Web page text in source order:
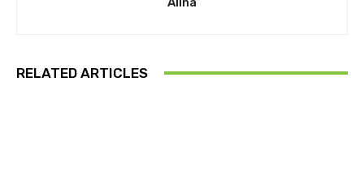
RELATED ARTICLES